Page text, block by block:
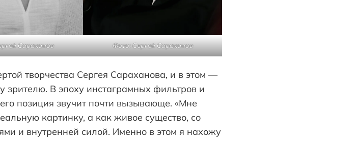
Сараханов Фото: Сергей Сараханов
творчества Сергея Сараханова, и в этом —
зрителю. В эпоху инстаграмных фильтров и
позиция звучит почти вызывающе. «Мне
картинку, а как живое существо, со
и внутренней силой. Именно в этом я нахожу